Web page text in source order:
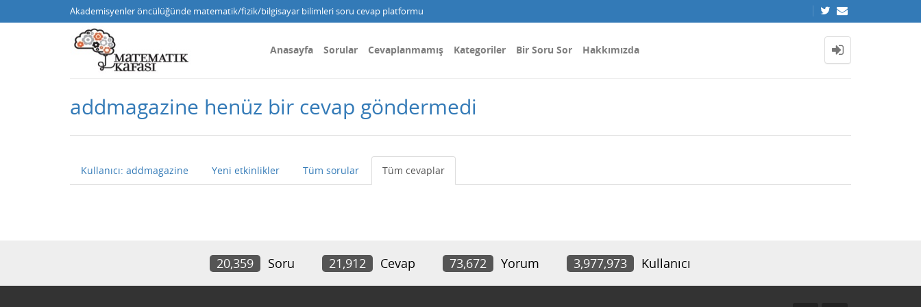
Akademisyenler öncülüğünde matematik/fizik/bilgisayar bilimleri soru cevap platformu
Anasayfa Sorular Cevaplanmamış Kategoriler Bir Soru Sor Hakkımızda
addmagazine henüz bir cevap göndermedi
Kullanıcı: addmagazine Yeni etkinlikler Tüm sorular Tüm cevaplar
20,359 Soru 21,912 Cevap 73,672 Yorum 3,977,973 Kullanıcı